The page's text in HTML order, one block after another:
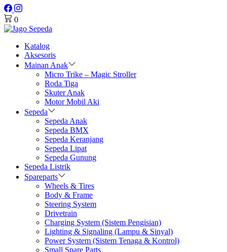
0
Katalog
Aksesoris
Mainan Anak
Micro Trike – Magic Stroller
Roda Tiga
Skuter Anak
Motor Mobil Aki
Sepeda
Sepeda Anak
Sepeda BMX
Sepeda Keranjang
Sepeda Lipat
Sepeda Gunung
Sepeda Listrik
Spareparts
Wheels & Tires
Body & Frame
Steering System
Drivetrain
Charging System (Sistem Pengisian)
Lighting & Signaling (Lampu & Sinyal)
Power System (Sistem Tenaga & Kontrol)
Small Spare Parts